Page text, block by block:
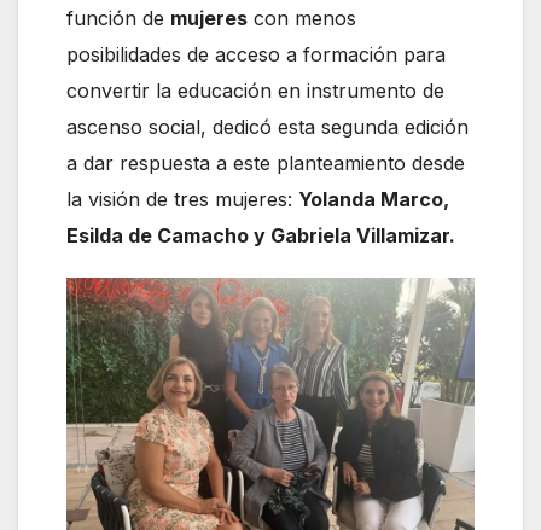
función de mujeres con menos
posibilidades de acceso a formación para
convertir la educación en instrumento de
ascenso social, dedicó esta segunda edición
a dar respuesta a este planteamiento desde
la visión de tres mujeres: Yolanda Marco,
Esilda de Camacho y Gabriela Villamizar.